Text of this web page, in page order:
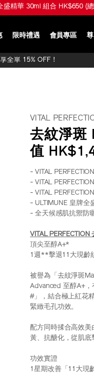
精華產品或組合即享 4D抗
限時禮遇 會員專區
全單 15% OFF！
VITAL
去紋淨斑
值
- VITAL
- VITAL
- VITAL
- ULTIMUNE 皇牌全
- 全天候感肌抗禦防
VITAL
頂尖至醇A+*
1週**擊退11大現齡
被譽為「去紋淨斑
Advanced 至醇A+
#」，結合極上紅花
緊緻毛孔功效。
配方同時揉合高效
黃、抗醣化，從肌
功效實證
1星期改善「11大現